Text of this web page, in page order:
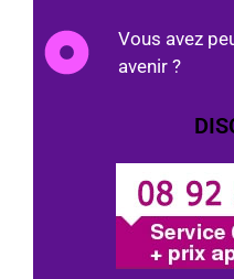
Vous avez
avenir ?